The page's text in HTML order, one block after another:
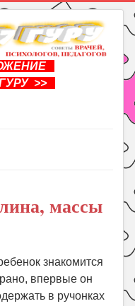
>>
массы
знакомится
впервые он
в ручонках